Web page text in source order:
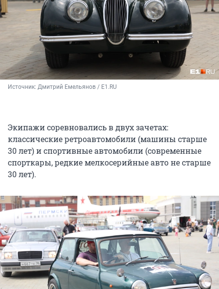
Источник: Дмитрий Емельянов / E1.RU
Экипажи соревновались в двух зачетах:
классические ретроавтомобили (машины старше
30 лет) и спортивные автомобили (современные
спорткары, редкие мелкосерийные авто не старше
30 лет).